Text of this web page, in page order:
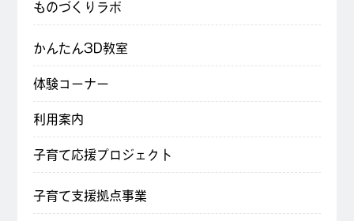
ものづくりラボ
かんたん3D教室
体験コーナー
利用案内
子育て応援プロジェクト
子育て支援拠点事業